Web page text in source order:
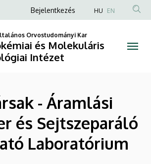
Anonim
fiók
menüje
Bejelentkezés HU EN
Orvostudományi Kar
és Molekuláris
Intézet
- Áramlási
és Sejtszeparáló
Laboratórium